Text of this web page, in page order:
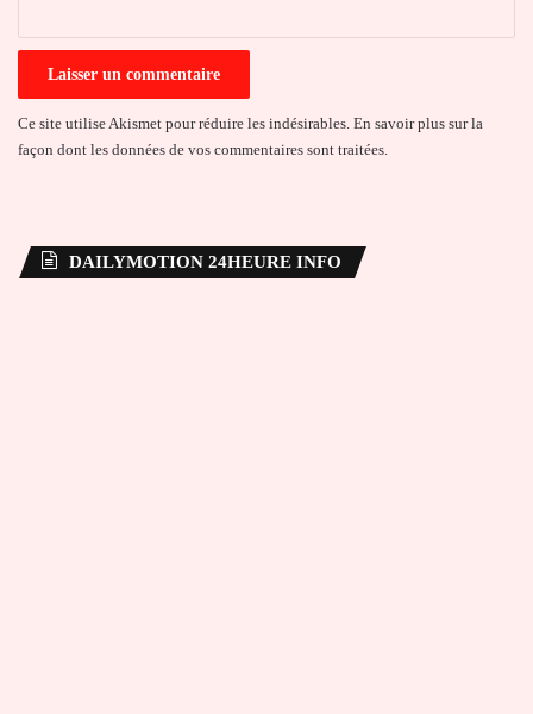
Ce site utilise Akismet pour réduire les indésirables. En savoir plus sur la
façon dont les données de vos commentaires sont traitées.
DAILYMOTION 24HEURE INFO